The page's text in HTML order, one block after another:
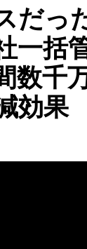
だっ
一括
数千
効果